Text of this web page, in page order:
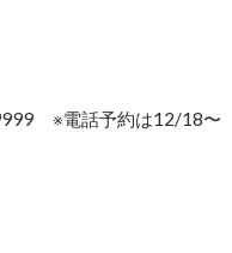
※電話予約は12/18〜